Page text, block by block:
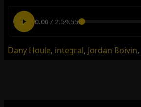
0:00/ 2:59:55
Dany Houle, integral, Jordan Boivin,